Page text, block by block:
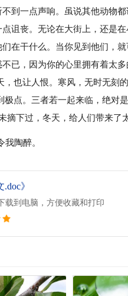
到一点声响。虽说其他动物
诅丧。无论在大街上，还是
在干什么。当你见到他们，
已，因为你的心里拥有着太
，也让人恨。寒风，无时无刻
极点。三者若一起来临，绝对
摘下过，冬天，给人们带来了
陶醉。
》
载到电脑，方便收藏和打印